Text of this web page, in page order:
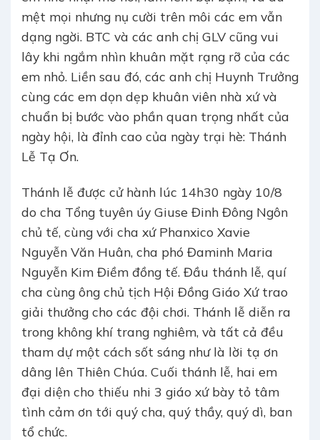
mệt mọi nhưng nụ cười trên môi các em vẫn
dạng ngời. BTC và các anh chị GLV cũng vui
lây khi ngắm nhìn khuân mặt rạng rỡ của các
em nhỏ. Liền sau đó, các anh chị Huynh Trưởng
cùng các em dọn dẹp khuân viên nhà xứ và
chuẩn bị bước vào phần quan trọng nhất của
ngày hội, là đỉnh cao của ngày trại hè: Thánh
Lễ Tạ Ơn.
Thánh lễ được cử hành lúc 14h30 ngày 10/8
do cha Tổng tuyên úy Giuse Đinh Đông Ngôn
chủ tế, cùng với cha xứ Phanxico Xavie
Nguyễn Văn Huân, cha phó Đaminh Maria
Nguyễn Kim Điềm đồng tế. Đầu thánh lễ, quí
cha cùng ông chủ tịch Hội Đồng Giáo Xứ trao
giải thưởng cho các đội chơi. Thánh lễ diễn ra
trong không khí trang nghiêm, và tất cả đều
tham dự một cách sốt sáng như là lời tạ ơn
dâng lên Thiên Chúa. Cuối thánh lễ, hai em
đại diện cho thiếu nhi 3 giáo xứ bày tỏ tâm
tình cảm ơn tới quý cha, quý thầy, quý dì, ban
tổ chức.